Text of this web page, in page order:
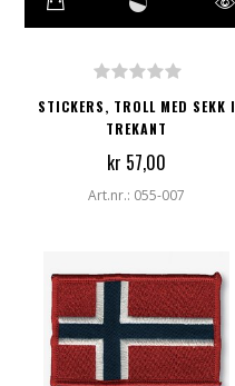
STICKERS, TROLL MED SEKK I
TREKANT
kr 57,00
Art.nr.: 055-007